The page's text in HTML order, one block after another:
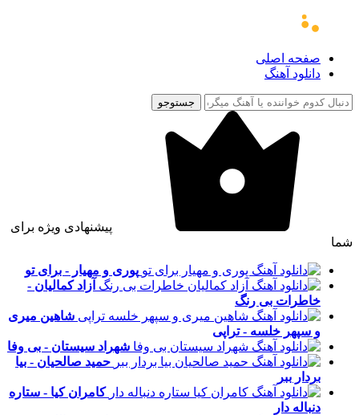
صفحه اصلی
دانلود آهنگ
جستوجو
پیشنهادی ویژه برای
شما
پوری و مهیار - برای تو
آزاد کمالیان -
خاطرات بی رنگ
شاهین میری
و سپهر خلسه - تراپی
شهراد سیستان - بی وفا
حمید صالحیان - بیا
بردار ببر
کامران کیا - ستاره
دنباله دار